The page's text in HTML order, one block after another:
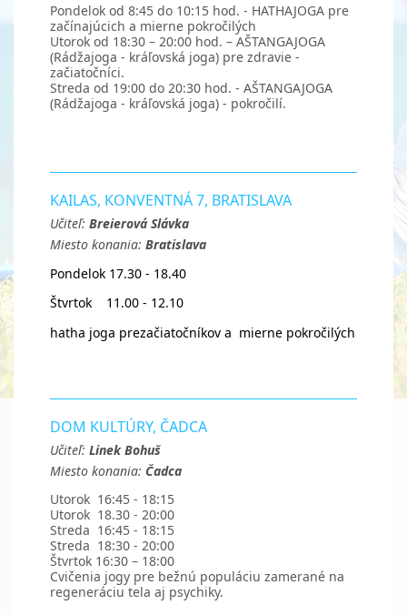
Pondelok od 8:45 do 10:15 hod. - HATHAJOGA pre
začínajúcich a mierne pokročilých
Utorok od 18:30 – 20:00 hod. – AŠTANGAJOGA
(Rádžajoga - kráľovská joga) pre zdravie -
začiatočníci.
Streda od 19:00 do 20:30 hod. - AŠTANGAJOGA
(Rádžajoga - kráľovská joga) - pokročilí.
KAILAS, KONVENTNÁ 7, BRATISLAVA
Učiteľ: Breierová Slávka
Miesto konania: Bratislava
Pondelok 17.30 - 18.40
Štvrtok 11.00 - 12.10
hatha joga prezačiatočníkov a mierne pokročilých
DOM KULTÚRY, ČADCA
Učiteľ: Linek Bohuš
Miesto konania: Čadca
Utorok 16:45 - 18:15
Utorok 18.30 - 20:00
Streda 16:45 - 18:15
Streda 18:30 - 20:00
Štvrtok 16:30 – 18:00
Cvičenia jogy pre bežnú populáciu zamerané na
regeneráciu tela aj psychiky.